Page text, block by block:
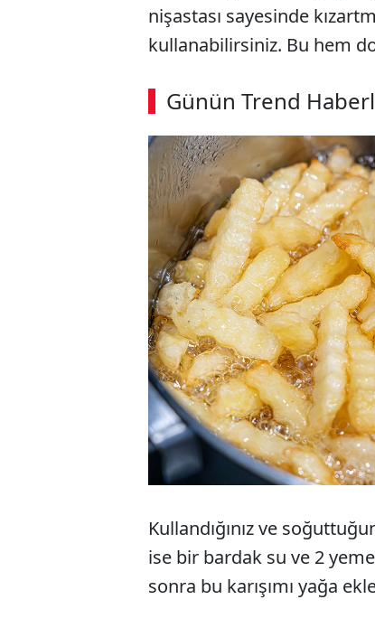
nişastası sayesinde
kullanabilirsiniz. Bu hem
Günün Trend
Kullandığınız ve
ise bir bardak su ve 2
sonra bu karışımı yağa